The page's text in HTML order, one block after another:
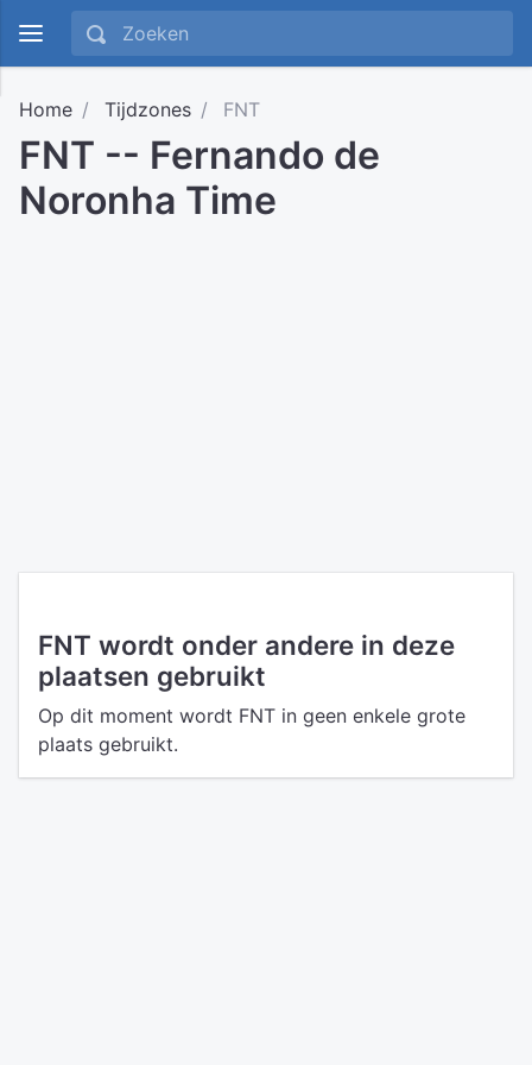
Home Tijdzones FNT
FNT -- Fernando de
Noronha Time
FNT wordt onder andere in deze
plaatsen gebruikt
Op dit moment wordt FNT in geen enkele grote
plaats gebruikt.